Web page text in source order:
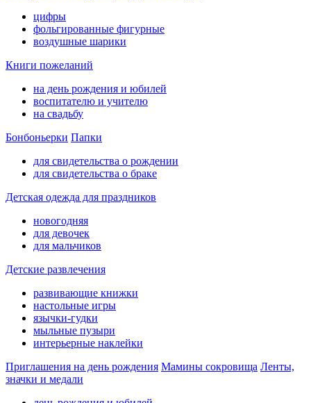
цифры
фольгированные фигурные
воздушные шарики
Книги пожеланий
на день рождения и юбилей
воспитателю и учителю
на свадьбу
Бонбоньерки Папки
для свидетельства о рождении
для свидетельства о браке
Детская одежда для праздников
новогодняя
для девочек
для мальчиков
Детские развлечения
развивающие книжки
настольные игры
язычки-гудки
мыльные пузыри
интерьерные наклейки
Приглашения на день рождения Мамины сокровища Ленты,
значки и медали